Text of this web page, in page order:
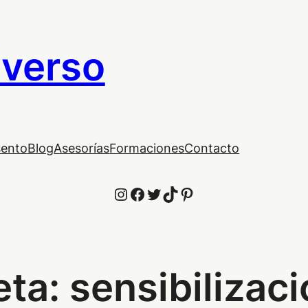
BlogAsesoríasFormacionesContacto
Instagram
Facebook
Twitter
TikTok
Pinterest